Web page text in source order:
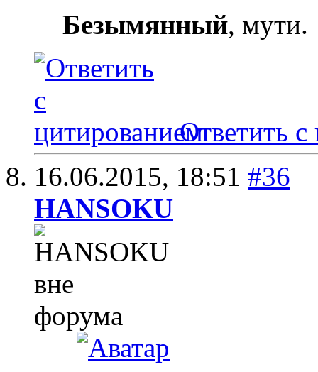
Безымянный, мути.
Ответить с
16.06.2015, 18:51 #36
HANSOKU